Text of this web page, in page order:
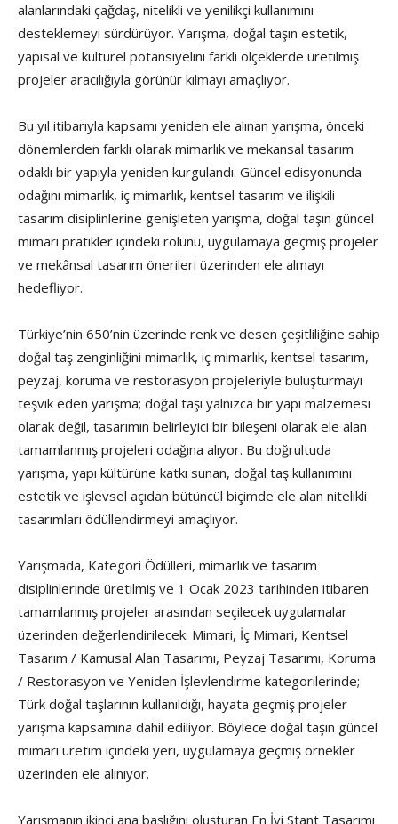
alanlarındaki çağdaş, nitelikli ve yenilikçi kullanımını
desteklemeyi sürdürüyor. Yarışma, doğal taşın estetik,
yapısal ve kültürel potansiyelini farklı ölçeklerde üretilmiş
projeler aracılığıyla görünür kılmayı amaçlıyor.
Bu yıl itibarıyla kapsamı yeniden ele alınan yarışma, önceki
dönemlerden farklı olarak mimarlık ve mekansal tasarım
odaklı bir yapıyla yeniden kurgulandı. Güncel edisyonunda
odağını mimarlık, iç mimarlık, kentsel tasarım ve ilişkili
tasarım disiplinlerine genişleten yarışma, doğal taşın güncel
mimari pratikler içindeki rolünü, uygulamaya geçmiş projeler
ve mekânsal tasarım önerileri üzerinden ele almayı
hedefliyor.
Türkiye’nin 650’nin üzerinde renk ve desen çeşitliliğine sahip
doğal taş zenginliğini mimarlık, iç mimarlık, kentsel tasarım,
peyzaj, koruma ve restorasyon projeleriyle buluşturmayı
teşvik eden yarışma; doğal taşı yalnızca bir yapı malzemesi
olarak değil, tasarımın belirleyici bir bileşeni olarak ele alan
tamamlanmış projeleri odağına alıyor. Bu doğrultuda
yarışma, yapı kültürüne katkı sunan, doğal taş kullanımını
estetik ve işlevsel açıdan bütüncül biçimde ele alan nitelikli
tasarımları ödüllendirmeyi amaçlıyor.
Yarışmada, Kategori Ödülleri, mimarlık ve tasarım
disiplinlerinde üretilmiş ve 1 Ocak 2023 tarihinden itibaren
tamamlanmış projeler arasından seçilecek uygulamalar
üzerinden değerlendirilecek. Mimari, İç Mimari, Kentsel
Tasarım / Kamusal Alan Tasarımı, Peyzaj Tasarımı, Koruma
/ Restorasyon ve Yeniden İşlevlendirme kategorilerinde;
Türk doğal taşlarının kullanıldığı, hayata geçmiş projeler
yarışma kapsamına dahil ediliyor. Böylece doğal taşın güncel
mimari üretim içindeki yeri, uygulamaya geçmiş örnekler
üzerinden ele alınıyor.
Yarışmanın ikinci ana başlığını oluşturan En İyi Stant Tasarımı